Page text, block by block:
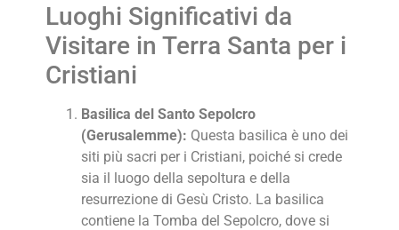
Luoghi Significativi da
Visitare in Terra Santa per i
Cristiani
Basilica del Santo Sepolcro
(Gerusalemme): Questa basilica è uno dei
siti più sacri per i Cristiani, poiché si crede
sia il luogo della sepoltura e della
resurrezione di Gesù Cristo. La basilica
contiene la Tomba del Sepolcro, dove si